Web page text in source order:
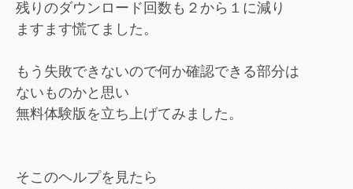
残りのダウンロード回数も２から１に減り
ますます慌てました。
もう失敗できないので何か確認できる部分は
ないものかと思い
無料体験版を立ち上げてみました。
そこのヘルプを見たら